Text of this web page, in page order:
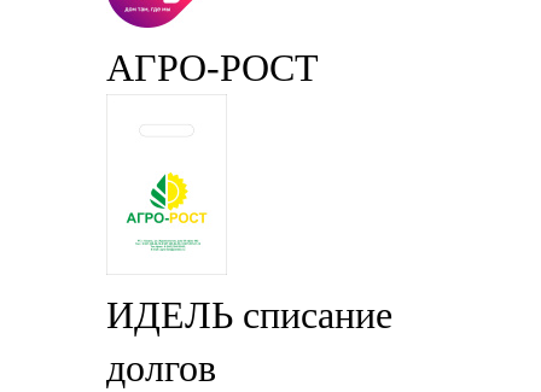
АГРО-РОСТ
ИДЕЛЬ списание
долгов